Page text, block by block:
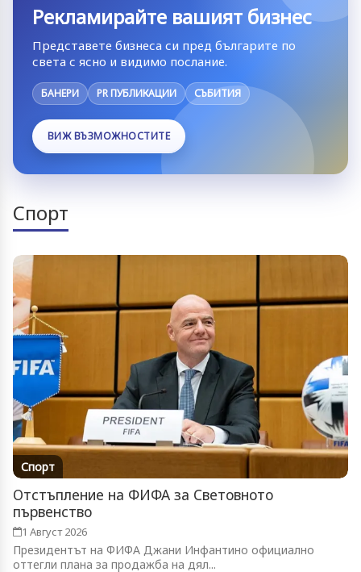
Рекламирайте вашият бизнес
Представете бизнеса си пред българите по
света с ясно и видимо послание.
БАНЕРИ PR ПУБЛИКАЦИИ СЪБИТИЯ
ВИЖ ВЪЗМОЖНОСТИТЕ
Спорт
Спорт
Отстъпление на ФИФА за Световното
първенство
1 Август 2026
Президентът на ФИФА Джани Инфантино официално
оттегли плана за продажба на дял...